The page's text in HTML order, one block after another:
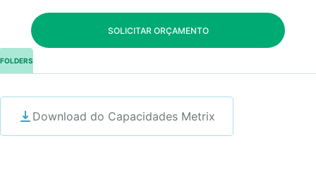
SOLICITAR ORÇAMENTO
FOLDERS
Download do Capacidades Metrix